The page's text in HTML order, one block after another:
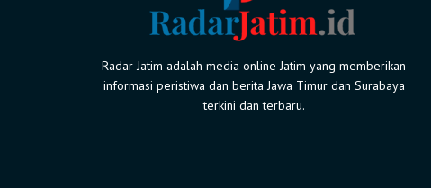
Radar Jatim adalah media online Jatim yang memberikan
informasi peristiwa dan berita Jawa Timur dan Surabaya
terkini dan terbaru.